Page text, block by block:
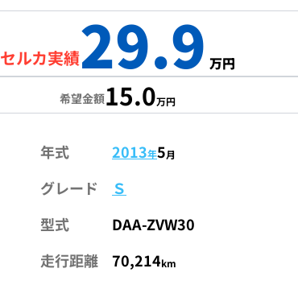
セルカ実績29.9 万円
希望金額15.0万円
年式 2013年5月
グレード
Ｓ
型式
DAA-ZVW30
走行距離
70,214km